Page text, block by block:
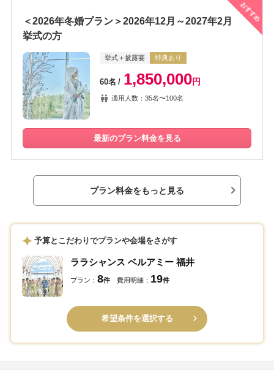
おすすめ
＜2026年冬婚プラン＞2026年12月～2027年2月
挙式の方
挙式＋披露宴 特典あり
60名 1,850,000円
適用人数：35名〜100名
最新のプラン料金を見る
プラン料金をもっと見る
予算とこだわりでプランや会場をさがす
ララシャンス ベルアミー 福井
プラン： 8件 費用明細： 19件
希望条件を選択する